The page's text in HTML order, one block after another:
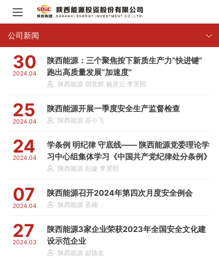
公司新闻
30
2024.04
陕西能源：三个聚焦按下新质生产力“快进键”
跑出高质量发展“加速度”
陕西能源 胡党辉 杨灵云 李景熙
25
2024.04
陕西能源开展一季度安全生产监督检查
陕西能源 苏小飞
24
2024.04
学条例 明纪律 守底线—— 陕西能源党委理论学
习中心组集体学习《中国共产党纪律处分条例》
陕西能源 彭婕 李景熙
07
2024.04
陕西能源召开2024年第四次月度安全例会
陕西能源 吝楠
27
2024.03
陕西能源3家企业荣获2023年全国安全文化建
设示范企业
陕西能源 赵德友